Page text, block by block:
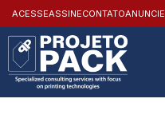
ACESSEASSINECONTATOANUNCIE